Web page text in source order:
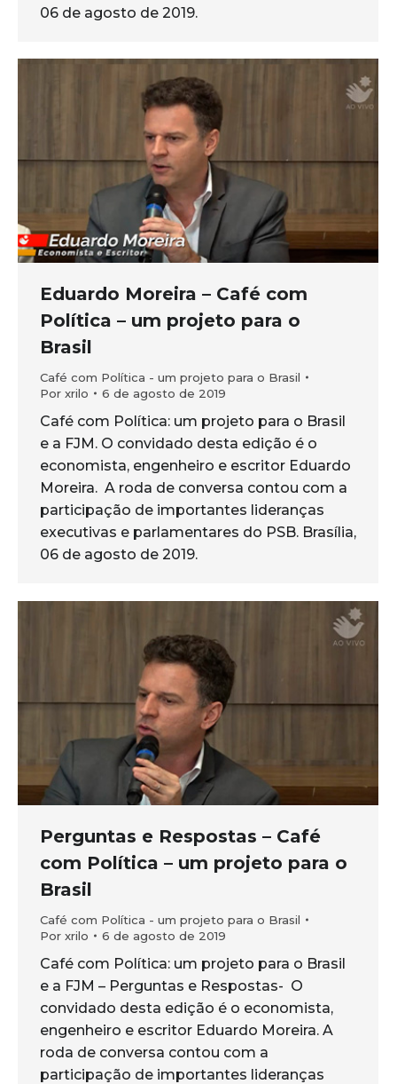
06 de agosto de 2019.
Eduardo Moreira – Café com
Política – um projeto para o
Brasil
Café com Política - um projeto para o Brasil
Por xrilo 6 de agosto de 2019
Café com Política: um projeto para o Brasil
e a FJM. O convidado desta edição é o
economista, engenheiro e escritor Eduardo
Moreira. A roda de conversa contou com a
participação de importantes lideranças
executivas e parlamentares do PSB. Brasília,
06 de agosto de 2019.
Perguntas e Respostas – Café
com Política – um projeto para o
Brasil
Café com Política - um projeto para o Brasil
Por xrilo 6 de agosto de 2019
Café com Política: um projeto para o Brasil
e a FJM – Perguntas e Respostas- O
convidado desta edição é o economista,
engenheiro e escritor Eduardo Moreira. A
roda de conversa contou com a
participação de importantes lideranças